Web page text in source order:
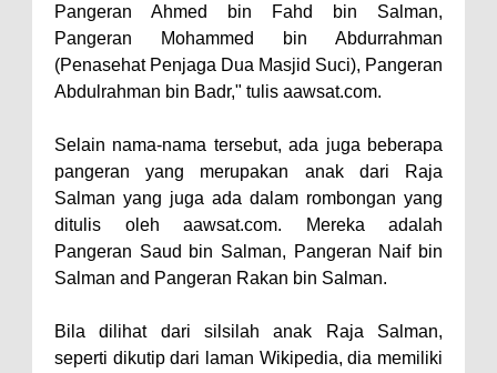
Pangeran Ahmed bin Fahd bin Salman,
Pangeran Mohammed bin Abdurrahman
(Penasehat Penjaga Dua Masjid Suci), Pangeran
Abdulrahman bin Badr," tulis aawsat.com.
Selain nama-nama tersebut, ada juga beberapa
pangeran yang merupakan anak dari Raja
Salman yang juga ada dalam rombongan yang
ditulis oleh aawsat.com. Mereka adalah
Pangeran Saud bin Salman, Pangeran Naif bin
Salman and Pangeran Rakan bin Salman.
Bila dilihat dari silsilah anak Raja Salman,
seperti dikutip dari laman Wikipedia, dia memiliki